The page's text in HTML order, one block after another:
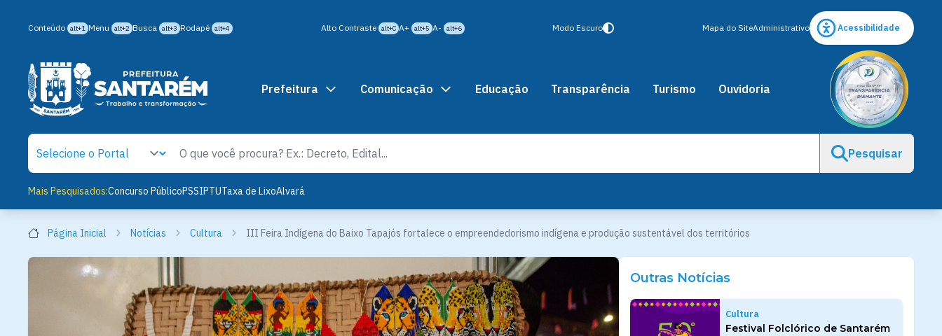
Conteúdo alt+1 Menu alt+2 Busca alt+3 Rodapé alt+4 Alto Contraste alt+C A+ alt+5 A- alt+6 Modo Escuro Mapa do SiteAdministrativo Acessibilidade
Prefeitura Comunicação Educação Transparência Turismo Ouvidoria
Pesquisar
Mais Pesquisados:Concurso PúblicoPSSIPTUTaxa de LixoAlvará
Página Inicial Notícias Cultura III Feira Indígena do Baixo Tapajós fortalece o empreendedorismo indígena e produção sustentável dos territórios
Outras Notícias
Cultura
Festival Folclórico de Santarém